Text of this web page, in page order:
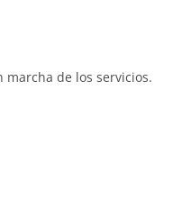
de los servicios.